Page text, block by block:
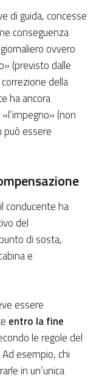
di guida, concesse
conseguenza
ovvero
(previsto dalle
della
ha ancora
(non
può essere
conducente ha
del
di sosta,
e
essere
entro la fine
le regole del
esempio, chi
in un’unica